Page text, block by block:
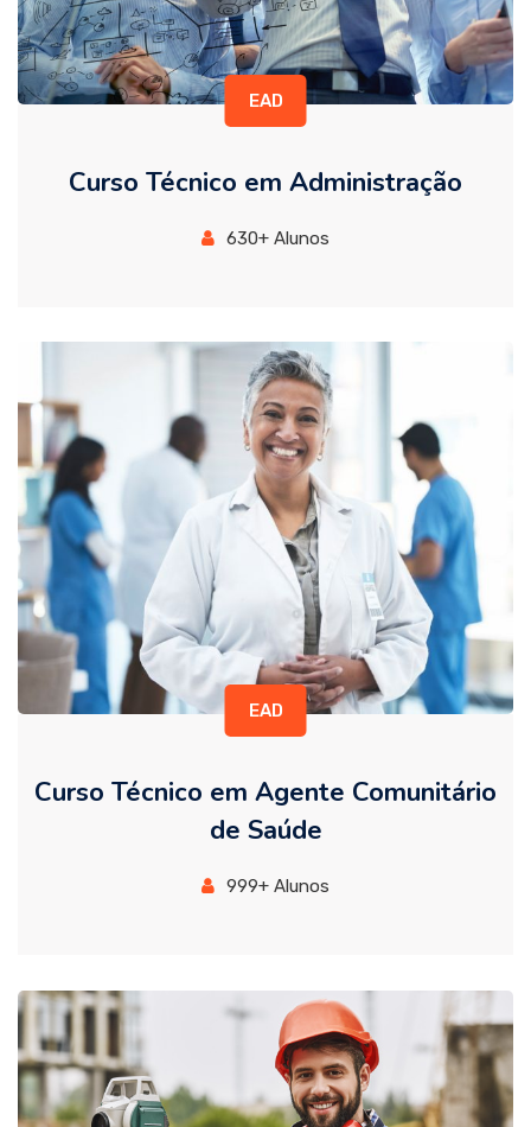
EAD
Curso Técnico em Administração
630+ Alunos
EAD
Curso Técnico em Agente Comunitário
de Saúde
999+ Alunos